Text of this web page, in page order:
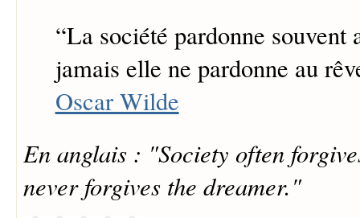
“La société pardonne souvent
jamais elle ne pardonne au
Oscar Wilde
En anglais : "Society often
never forgives the dreamer."